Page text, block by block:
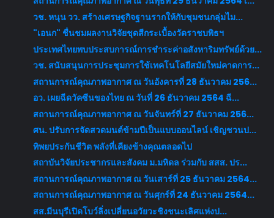
วช. หนุน วว. สร้างเศรษฐกิจฐานรากให้กับชุมชนกลุ่มไม...
"เอนก" ชื่นชมผลงานวิจัยชุดสีกระเบื้องวัดราชบพิธฯ
ประเทศไทยพบประสบการณ์การชำระค่าอสังหาริมทรัพย์ด้วย...
วช. สนับสนุนการประชุมการใช้เทคโนโลยีสมัยใหม่คาดการ...
สถานการณ์คุณภาพอากาศ ณ วันอังคารที่ 28 ธันวาคม 256...
อว. เผยฉีดวัคซีนของไทย ณ วันที่ 26 ธันวาคม 2564 ฉี...
สถานการณ์คุณภาพอากาศ ณ วันจันทร์ที่ 27 ธันวาคม 256...
ศน. ปรับการจัดสวดมนต์ข้ามปีเป็นแบบออนไลน์ เชิญชวนป...
ทิพยประกันชีวิต พลังที่เคียงข้างคุณตลอดไป
สถาบันวิจัยประชากรและสังคม ม.มหิดล ร่วมกับ สสส. ปร...
สถานการณ์คุณภาพอากาศ ณ วันเสาร์ที่ 25 ธันวาคม 2564...
สถานการณ์คุณภาพอากาศ ณ วันศุกร์ที่ 24 ธันวาคม 2564...
สส.มีนบุรีเปิดโบว์ลิ่งเปลี่ยนอวัยวะชิงชนะเลิศแห่งป...